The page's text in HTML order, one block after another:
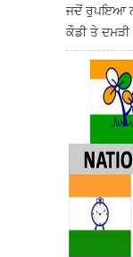
ਜਦੋਂ ਰੁਪਇਆ
ਕੌਡੀ ਤੇ ਦਮੜੀ